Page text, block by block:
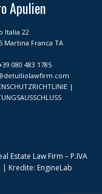
eApulien
Italia 22
Martina Franca TA
080 483 1785
|
Estate Law Firm – P.IVA
| Kredite: EngineLab